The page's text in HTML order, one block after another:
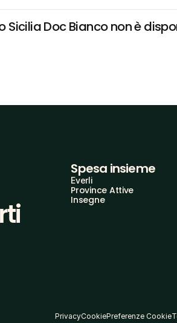
Doc Bianco non è
Spesa insieme
Everli
Province Attive
Insegne
PrivacyCookiePreferenze Cookie